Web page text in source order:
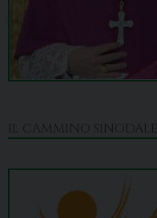
IL CAMMINO SINODALE